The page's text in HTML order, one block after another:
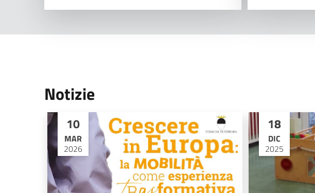
Notizie
10
MAR
2026
18
DIC
2025